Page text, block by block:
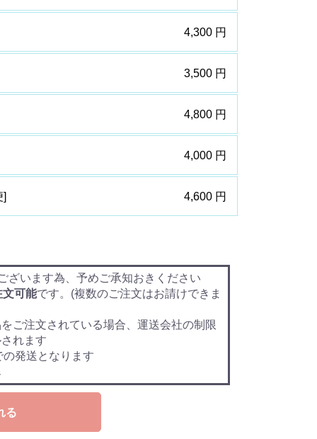
4,300 円
3,500 円
4,800 円
4,000 円
] 4,600 円
ざいます為、予めご承知おきください
文可能です。(複数のご注文はお請けできま
ご注文されている場合、運送会社の制限
れます
の発送となります
る